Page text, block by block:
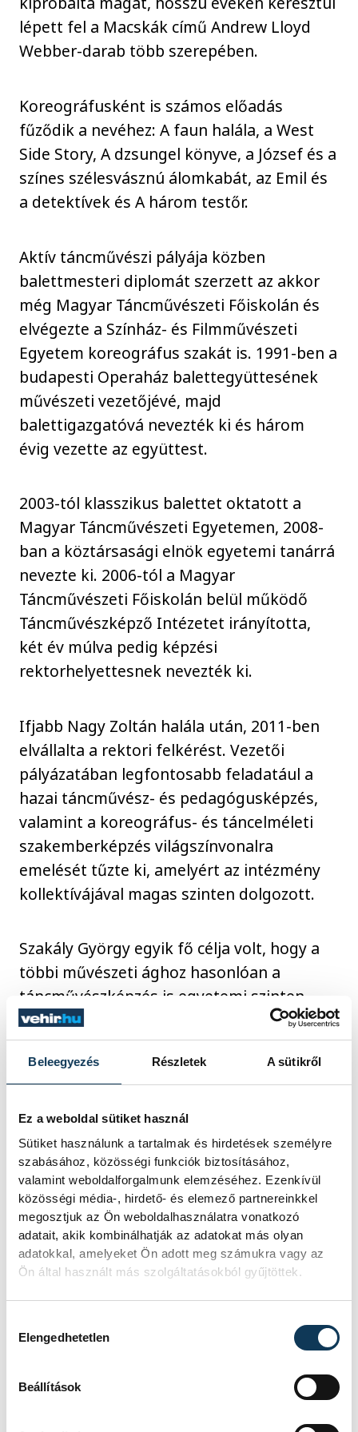
Beleegyezés Részletek A sütikről
Ez a weboldal sütiket használ
Sütiket használunk a tartalmak és hirdetések személyre
szabásához, közösségi funkciók biztosításához,
valamint weboldalforgalmunk elemzéséhez. Ezenkívül
közösségi média-, hirdető- és elemező partnereinkkel
megosztjuk az Ön weboldalhasználatra vonatkozó
adatait, akik kombinálhatják az adatokat más olyan
adatokkal, amelyeket Ön adott meg számukra vagy az
Ön által használt más szolgáltatásokból gyűjtöttek.
Elengedhetetlen
Beállítások
lépett fel a Macskák című Andrew Lloyd
Webber-darab több szerepében.
Koreográfusként is számos előadás
fűződik a nevéhez: A faun halála, a West
Side Story, A dzsungel könyve, a József és a
színes szélesvásznú álomkabát, az Emil és
a detektívek és A három testőr.
Aktív táncművészi pályája közben
balettmesteri diplomát szerzett az akkor
még Magyar Táncművészeti Főiskolán és
elvégezte a Színház- és Filmművészeti
Egyetem koreográfus szakát is. 1991-ben a
budapesti Operaház balettegyüttesének
művészeti vezetőjévé, majd
balettigazgatóvá nevezték ki és három
évig vezette az együttest.
2003-tól klasszikus balettet oktatott a
Magyar Táncművészeti Egyetemen, 2008-
ban a köztársasági elnök egyetemi tanárrá
nevezte ki. 2006-tól a Magyar
Táncművészeti Főiskolán belül működő
Táncművészképző Intézetet irányította,
két év múlva pedig képzési
rektorhelyettesnek nevezték ki.
Ifjabb Nagy Zoltán halála után, 2011-ben
elvállalta a rektori felkérést. Vezetői
pályázatában legfontosabb feladatául a
hazai táncművész- és pedagógusképzés,
valamint a koreográfus- és táncelméleti
szakemberképzés világszínvonalra
emelését tűzte ki, amelyért az intézmény
kollektívájával magas szinten dolgozott.
Szakály György egyik fő célja volt, hogy a
többi művészeti ághoz hasonlóan a
táncművészképzés is egyetemi szinten
történjen. A Magyar Táncművészeti
Főiskola egyetemmé válása - amely meg is
valósult 2018-ban - nagy mértékben az ő
munkájának köszönhető.
A táncoktatás és intézményvezetés mellett
aktívan részt vett a szakmai közéletben.
2008-tól a Magyar Táncművészek
Szövetségéből kivált Magyar Hivatásos
Tánc- és Balettegyüttesek Egyesületének
alelnöke, 2012-2014 között az öt művészeti
Rektori Székének (MERSZ) soros elnöki